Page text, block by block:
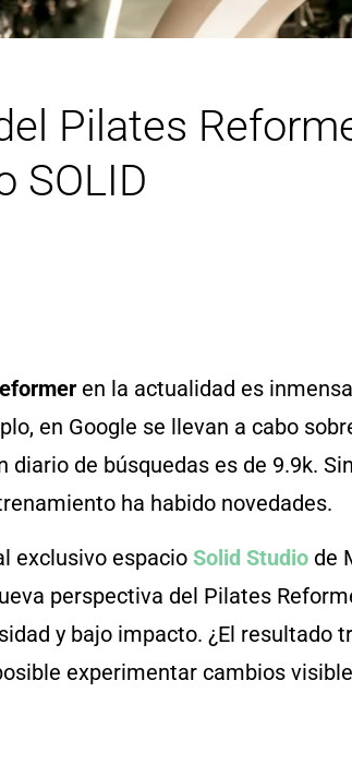
Pilates
SOLID
en la actualidad es
en Google se llevan a cabo
de búsquedas es de 9.9k.
ha habido novedades.
exclusivo espacio Solid Studio de
perspectiva del Pilates
y bajo impacto. ¿El resultado
experimentar cambios